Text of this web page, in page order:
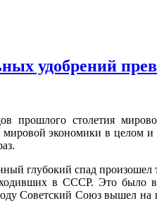
удобрений
прошлого столетия
мировой экономики в целом и
глу­бокий спад произошел
в СССР. Это было
Советский Союз вышел на